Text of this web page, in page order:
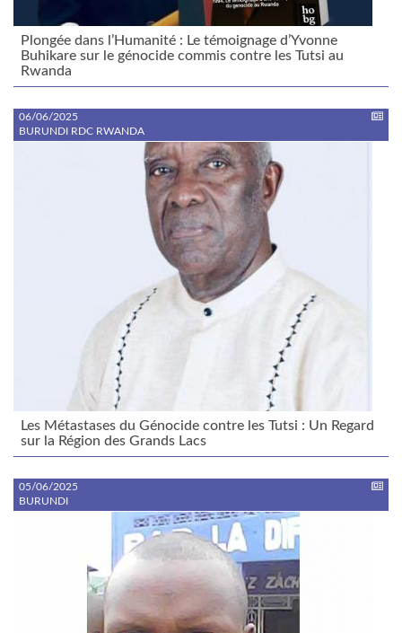
Plongée dans l’Humanité : Le témoignage d’Yvonne
Buhikare sur le génocide commis contre les Tutsi au
Rwanda
06/06/2025
BURUNDI RDC RWANDA
Les Métastases du Génocide contre les Tutsi : Un Regard
sur la Région des Grands Lacs
05/06/2025
BURUNDI